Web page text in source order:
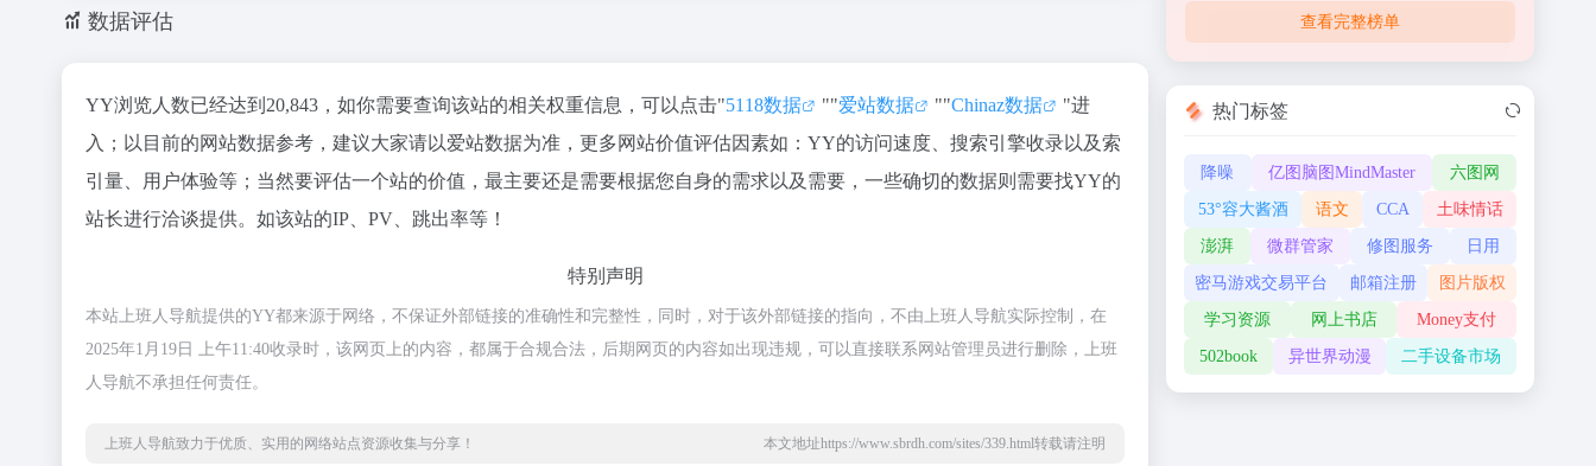
数据评估
YY浏览人数已经达到20,843，如你需要查询该站的相关权重信息，可以点击"5118数据 ""爱站数据 ""Chinaz数据
"进
入；以目前的网站数据参考，建议大家请以爱站数据为准，更多网站价值评估因素如：YY的访问速度、搜索引擎收录以及索
引量、用户体验等；当然要评估一个站的价值，最主要还是需要根据您自身的需求以及需要，一些确切的数据则需要找YY的
站长进行洽谈提供。如该站的IP、PV、跳出率等！
特别声明
本站上班人导航提供的YY都来源于网络，不保证外部链接的准确性和完整性，同时，对于该外部链接的指向，不由上班人导航实际控制，在
2025年1月19日 上午11:40收录时，该网页上的内容，都属于合规合法，后期网页的内容如出现违规，可以直接联系网站管理员进行删除，上班
人导航不承担任何责任。
上班人导航致力于优质、实用的网络站点资源收集与分享！ 本文地址https://www.sbrdh.com/sites/339.html转载请注明
查看完整榜单
热门标签
降噪 亿图脑图MindMaster 六图网
53°容大酱酒 语文 CCA 土味情话
澎湃 微群管家 修图服务 日用
密马游戏交易平台 邮箱注册 图片版权
学习资源 网上书店 Money支付
502book 异世界动漫 二手设备市场